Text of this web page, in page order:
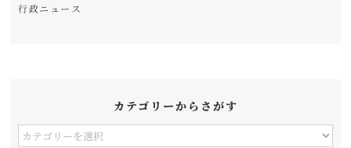
行政ニュース
カテゴリーからさがす
カ